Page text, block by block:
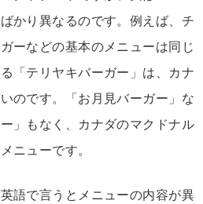
かり異なるのです。例えば、チ
ーなどの基本のメニューは同じ
「テリヤキバーガー」は、カナ
のです。「お月見バーガー」な
」もなく、カナダのマクドナル
ニューです。
語で言うとメニューの内容が異